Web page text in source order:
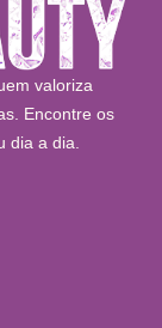
valoriza
Encontre os
dia a dia.